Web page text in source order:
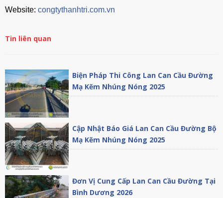
Website: congtythanhtri.com.vn
Tin liên quan
Biện Pháp Thi Công Lan Can Cầu Đường
Mạ Kẽm Nhúng Nóng 2025
Cập Nhật Báo Giá Lan Can Cầu Đường Bộ
Mạ Kẽm Nhúng Nóng 2025
Đơn Vị Cung Cấp Lan Can Cầu Đường Tại
Bình Dương 2026